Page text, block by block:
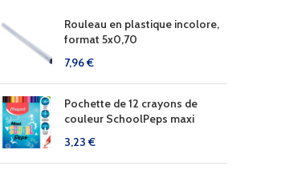
Rouleau en plastique incolore,
format 5x0,70
7,96€
Pochette de 12 crayons de
couleur SchoolPeps maxi
3,23€